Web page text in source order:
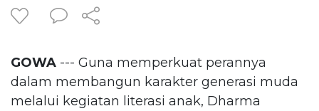
GOWA --- Guna memperkuat perannya
dalam membangun karakter generasi muda
melalui kegiatan literasi anak, Dharma